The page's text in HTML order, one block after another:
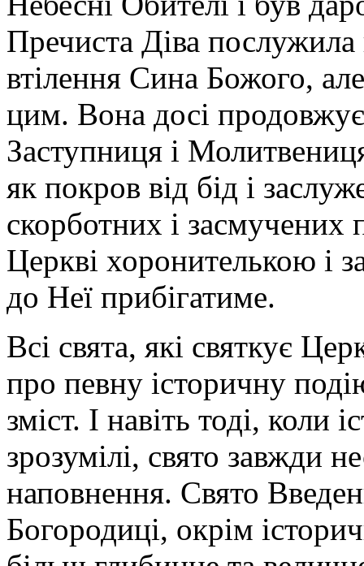
Пречиста Діва послужила
втілення Сина Божого,
цим. Вона досі
Заступниця і
як покров від бід і
скорботних і засмучених
Церкві хоронителькою і
до Неї прибігатиме.
Всі свята, які святкує
про певну історичну
зміст. І навіть тоді, коли
зрозумілі, свято завжди
наповнення. Свято
Богородиці, окрім